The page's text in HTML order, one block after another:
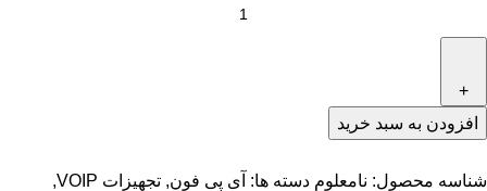
افزودن به سبد خرید
شناسه محصول: نامعلوم دسته ها: آی پی فون, تجهیزات VOIP
,